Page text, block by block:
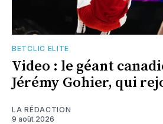
BETCLIC ELITE
Video : le géant
Jérémy Gohier, qui
LA RÉDACTION
9 août 2026